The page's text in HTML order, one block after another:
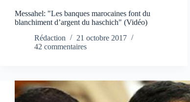
Messahel: "Les banques marocaines font du
blanchiment d’argent du haschich" (Vidéo)
Rédaction
21 octobre 2017
42 commentaires